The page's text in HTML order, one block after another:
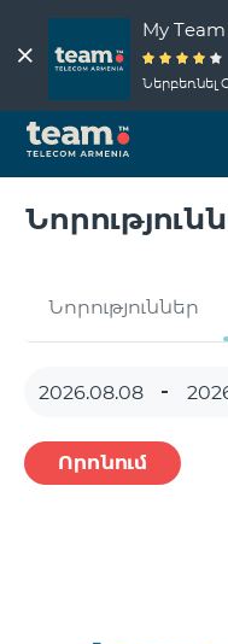
My Team
Ներբեռնել
Նորություններ
Որոնում